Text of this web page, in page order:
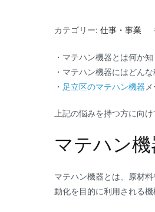
カテゴリー: 仕事・事業
・マテハン機器とは何か
・マテハン機器にはどん
・ 足立区のマテハン機器
上記の悩みを持つ方に向
マテハン
マテハン機器とは、原材
動化を目的に利用される機